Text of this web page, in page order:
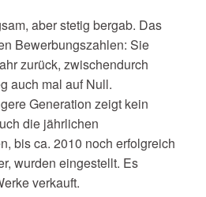
aber stetig bergab. Das
Bewerbungszahlen: Sie
zurück, zwischendurch
auch mal auf Null.
Generation zeigt kein
die jährlichen
bis ca. 2010 noch erfolgreich
wurden eingestellt. Es
verkauft.